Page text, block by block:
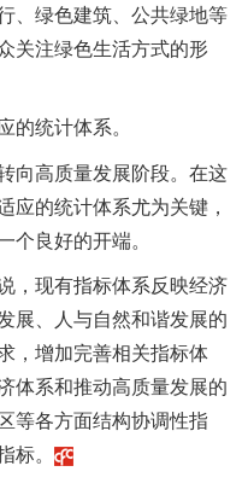
、绿色建筑、公共绿地等
关注绿色生活方式的形
统计体系。
向高质量发展阶段。在这
应的统计体系尤为关键，
个良好的开端。
，现有指标体系反映经济
展、人与自然和谐发展的
，增加完善相关指标体
体系和推动高质量发展的
等各方面结构协调性指
标。